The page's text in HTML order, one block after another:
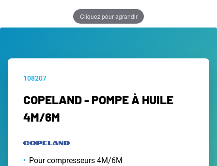
Cliquez pour agrandir
108207
COPELAND - POMPE À HUILE
4M/6M
Pour compresseurs 4M/6M